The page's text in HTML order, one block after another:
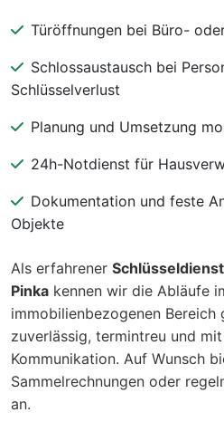
Türöffnungen bei Büro-
Schlossaustausch bei
Schlüsselverlust
Planung und Umsetzung
24h-Notdienst für
Dokumentation und feste
Objekte
Als erfahrener
Pinka kennen wir die Abläufe
immobilienbezogenen Bereich
zuverlässig, termintreu und
Kommunikation. Auf Wunsch
Sammelrechnungen oder
an.